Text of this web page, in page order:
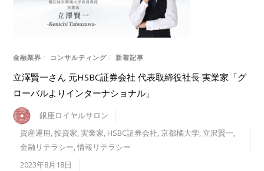
金融業界 / コンサルティング / 新着記事
立澤賢一さん 元HSBC証券会社 代表取締役社長 実業家「グ
ローバルよりインターナショナル」
銀座ロイヤルサロン
資産運用,投資家,実業家, HSBC証券会社,京都橘大学, 立沢賢一,
金融リテラシー,情報リテラシー
2023年8月18日